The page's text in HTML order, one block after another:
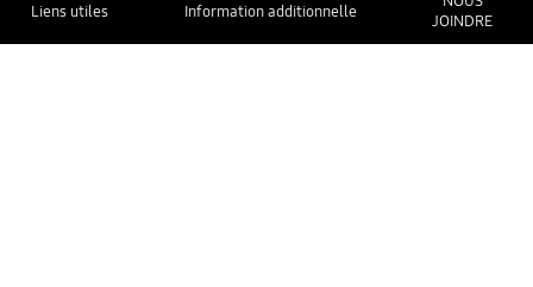
Liens utiles Information additionnelle
JOINDRE